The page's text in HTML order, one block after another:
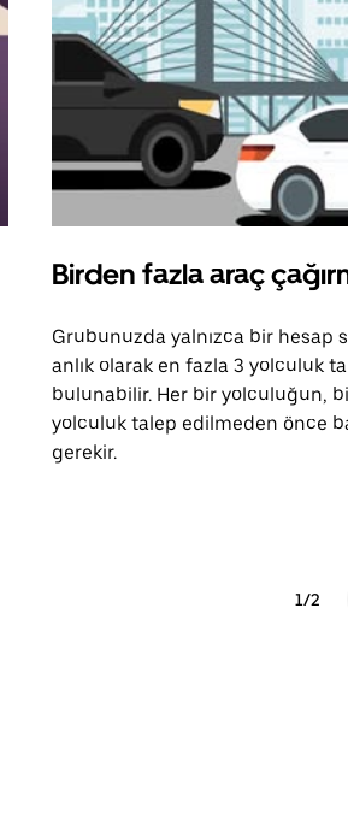
Birden fazla araç
Grubunuzda yalnızca bir hesap
anlık olarak en fazla 3 yolculuk
bulunabilir. Her bir yolculuğun,
yolculuk talep edilmeden önce
gerekir.
1/2